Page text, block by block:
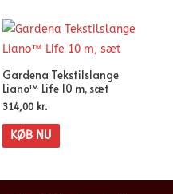
Gardena Tekstilslange
Liano™ Life 10 m, sæt
314,00 kr.
KØB NU